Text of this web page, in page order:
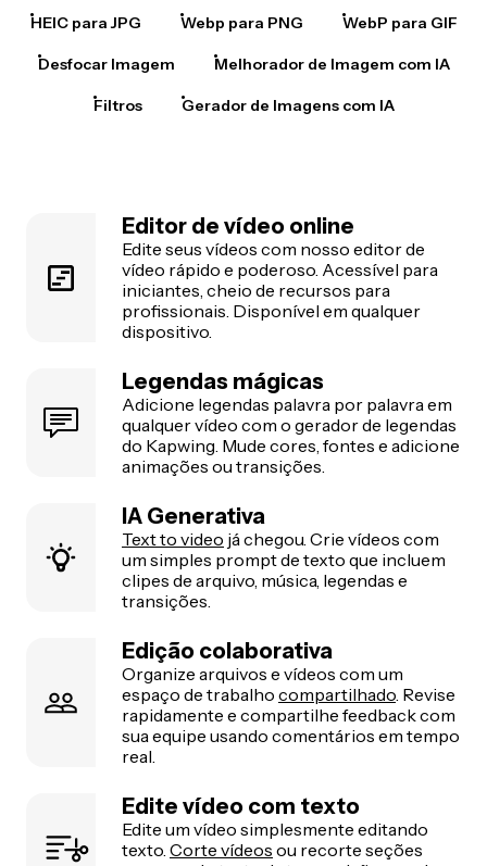
HEIC para JPG Webp para PNG WebP para GIF
Desfocar Imagem Melhorador de Imagem com IA
Filtros Gerador de Imagens com IA
Editor de vídeo online
Edite seus vídeos com nosso editor de
vídeo rápido e poderoso. Acessível para
iniciantes, cheio de recursos para
profissionais. Disponível em qualquer
dispositivo.
Legendas mágicas
Adicione legendas palavra por palavra em
qualquer vídeo com o gerador de legendas
do Kapwing. Mude cores, fontes e adicione
animações ou transições.
IA Generativa
Text to video já chegou. Crie vídeos com
um simples prompt de texto que incluem
clipes de arquivo, música, legendas e
transições.
Edição colaborativa
Organize arquivos e vídeos com um
espaço de trabalho compartilhado. Revise
rapidamente e compartilhe feedback com
sua equipe usando comentários em tempo
real.
Edite vídeo com texto
Edite um vídeo simplesmente editando
texto. Corte vídeos ou recorte seções